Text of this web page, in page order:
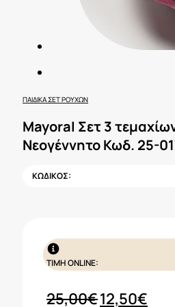
ΠΑΙΔΙΚΆ ΣΕΤ ΡΟΎΧΩΝ
Mayoral Σετ 3
Νεογέννητο Κωδ. 25-
ΚΩΔΙΚΟΣ:
ΤΙΜΗ ONLINE:
25,00€Original
12,50€